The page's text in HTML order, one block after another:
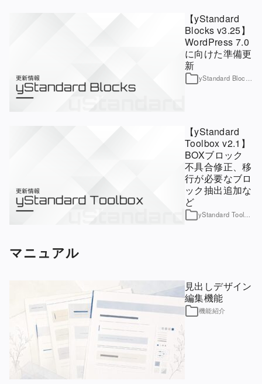
【yStandard
Blocks v3.25】
WordPress 7.0
に向けた準備更
新
【yStandard
Toolbox v2.1】
BOXブロック
不具合修正、移
行が必要なブロ
ック抽出追加な
ど
マニュアル
見出しデザイン
編集機能
機能紹介